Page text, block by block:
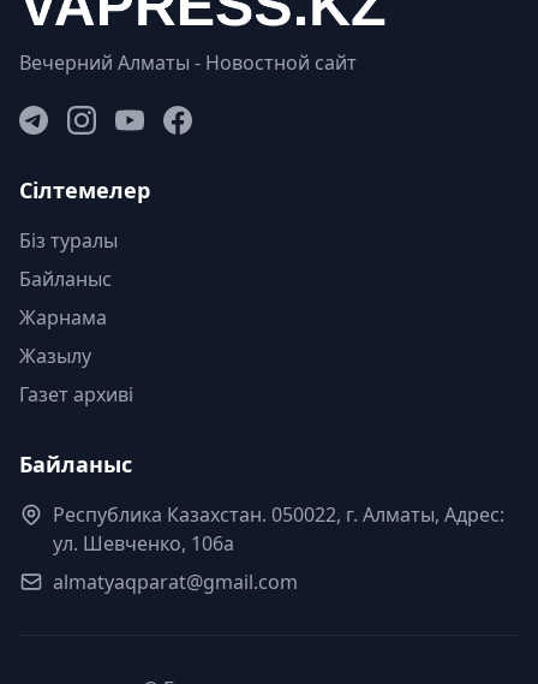
Вечерний Алматы - Новостной сайт
Сілтемелер
Біз туралы
Байланыс
Жарнама
Жазылу
Газет архиві
Байланыс
Республика Казахстан. 050022, г. Алматы, Адрес:
ул. Шевченко, 106а
almatyaqparat@gmail.com